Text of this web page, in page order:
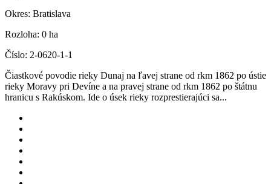
Okres: Bratislava
Rozloha: 0 ha
Číslo: 2-0620-1-1
Čiastkové povodie rieky Dunaj na ľavej strane od rkm 1862 po ústie
rieky Moravy pri Devíne a na pravej strane od rkm 1862 po štátnu
hranicu s Rakúskom. Ide o úsek rieky rozprestierajúci sa...